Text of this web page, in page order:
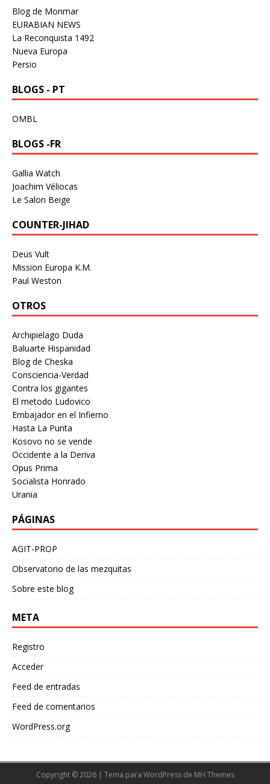
Blog de Monmar
EURABIAN NEWS
La Reconquista 1492
Nueva Europa
Persio
BLOGS - PT
OMBL
BLOGS -FR
Gallia Watch
Joachim Véliocas
Le Salon Beige
COUNTER-JIHAD
Deus Vult
Mission Europa K.M.
Paul Weston
OTROS
Archipielago Duda
Baluarte Hispanidad
Blog de Cheska
Consciencia-Verdad
Contra los gigantes
El metodo Ludovico
Embajador en el Infierno
Hasta La Punta
Kosovo no se vende
Occidente a la Deriva
Opus Prima
Socialista Honrado
Urania
PÁGINAS
AGIT-PROP
Observatorio de las mezquitas
Sobre este blog
META
Registro
Acceder
Feed de entradas
Feed de comentarios
WordPress.org
Copyright © 2026 | Tema para WordPress de MH Themes